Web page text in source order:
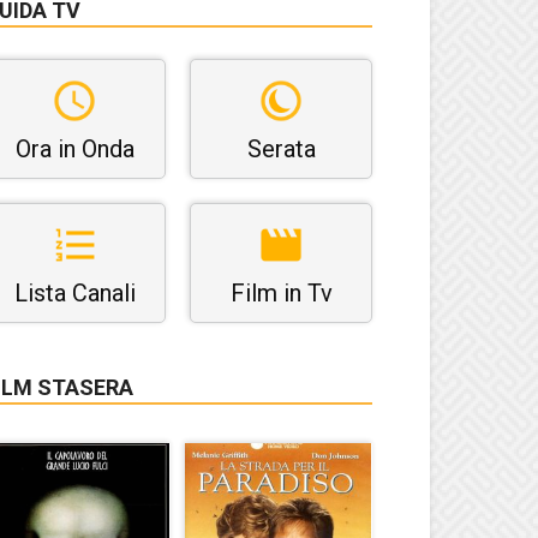
TV
Ora in Onda Serata
Lista Canali Film in Tv
STASERA